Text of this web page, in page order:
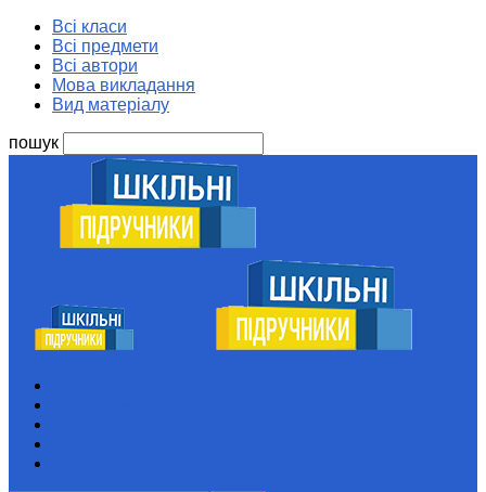
Всі класи
Всі предмети
Всі автори
Мова викладання
Вид матеріалу
пошук